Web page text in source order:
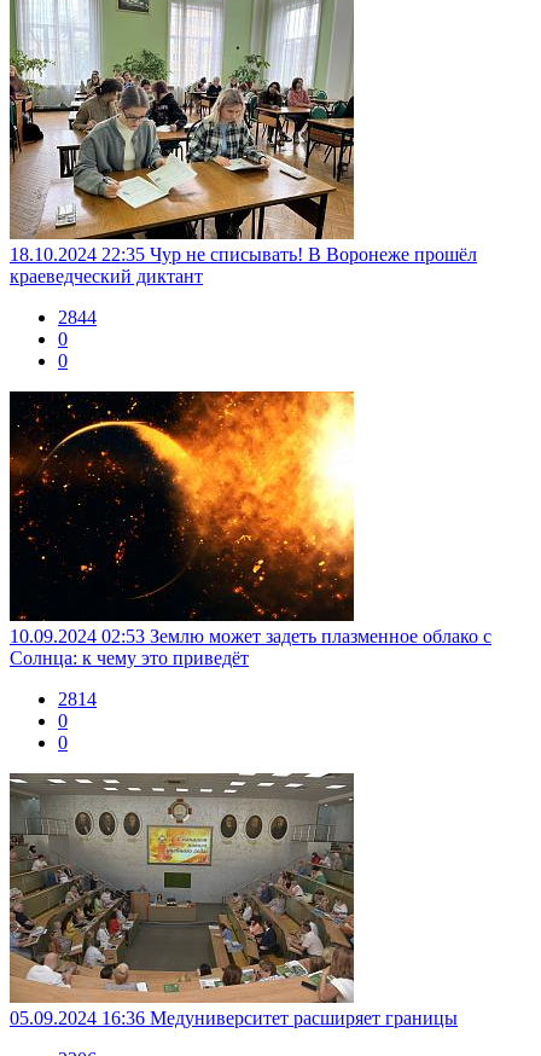
18.10.2024 22:35 Чур не списывать! В Воронеже прошёл
краеведческий диктант
2844
0
0
10.09.2024 02:53 Землю может задеть плазменное облако с
Солнца: к чему это приведёт
2814
0
0
05.09.2024 16:36 Медуниверситет расширяет границы